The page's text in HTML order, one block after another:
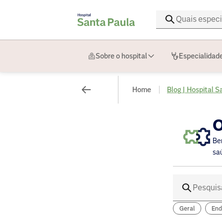
Sobre o hospital
Home Blog | Hospital
Geral